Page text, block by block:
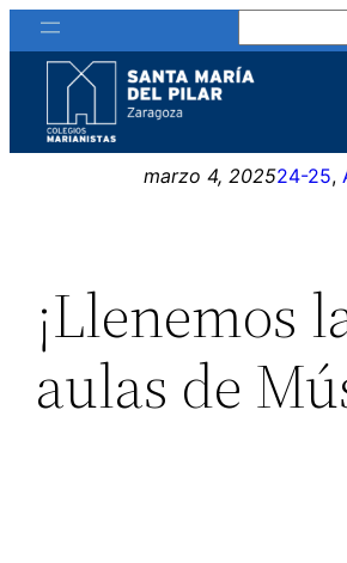
Saltar
al
contenido
marzo 4, 202524-25,
¡Llenemos
aulas de